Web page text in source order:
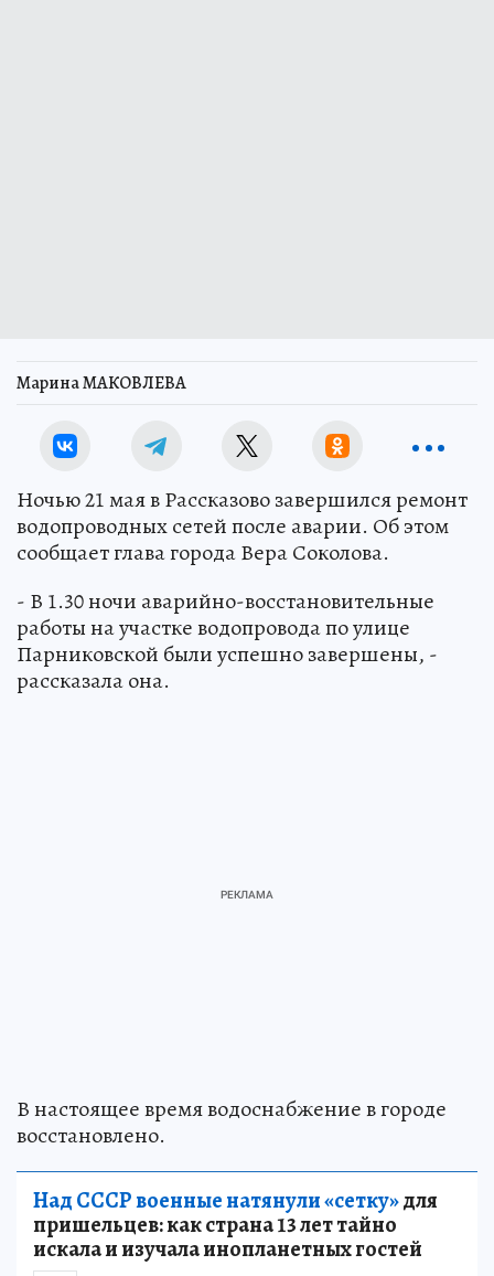
Марина МАКОВЛЕВА
Ночью 21 мая в Рассказово завершился ремонт
водопроводных сетей после аварии. Об этом
сообщает глава города Вера Соколова.
- В 1.30 ночи аварийно-восстановительные
работы на участке водопровода по улице
Парниковской были успешно завершены, -
рассказала она.
В настоящее время водоснабжение в городе
восстановлено.
Над СССР военные натянули «сетку»для
пришельцев: как страна 13 лет тайно
искала и изучала инопланетных гостей